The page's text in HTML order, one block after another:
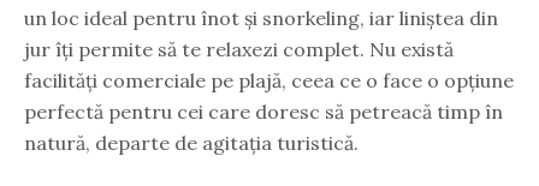
un loc ideal pentru înot și snorkeling, iar liniștea din
jur îți permite să te relaxezi complet. Nu există
facilități comerciale pe plajă, ceea ce o face o opțiune
perfectă pentru cei care doresc să petreacă timp în
natură, departe de agitația turistică.